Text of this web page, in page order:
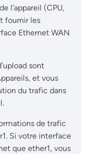
l’appareil (CPU,
fournir les
Ethernet WAN
sont
et vous
du trafic dans
de trafic
Si votre interface
que ether1, vous